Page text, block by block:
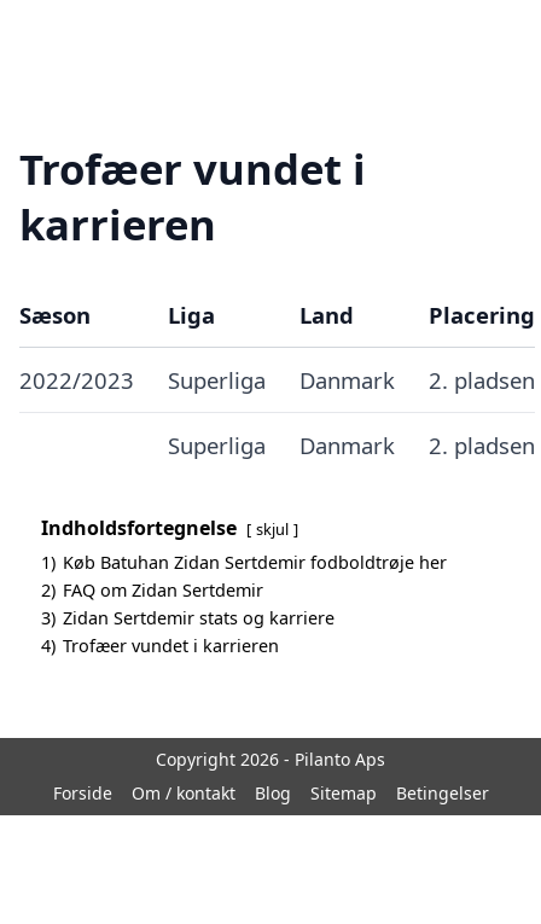
Trofæer vundet i
karrieren
Sæson Liga Land Placering
2022/2023 Superliga Danmark 2. pladsen
Superliga Danmark 2. pladsen
Indholdsfortegnelse skjul
1) Køb Batuhan Zidan Sertdemir fodboldtrøje her
2) FAQ om Zidan Sertdemir
3) Zidan Sertdemir stats og karriere
4) Trofæer vundet i karrieren
Copyright 2026 - Pilanto Aps
Forside
Om / kontakt Blog Sitemap Betingelser